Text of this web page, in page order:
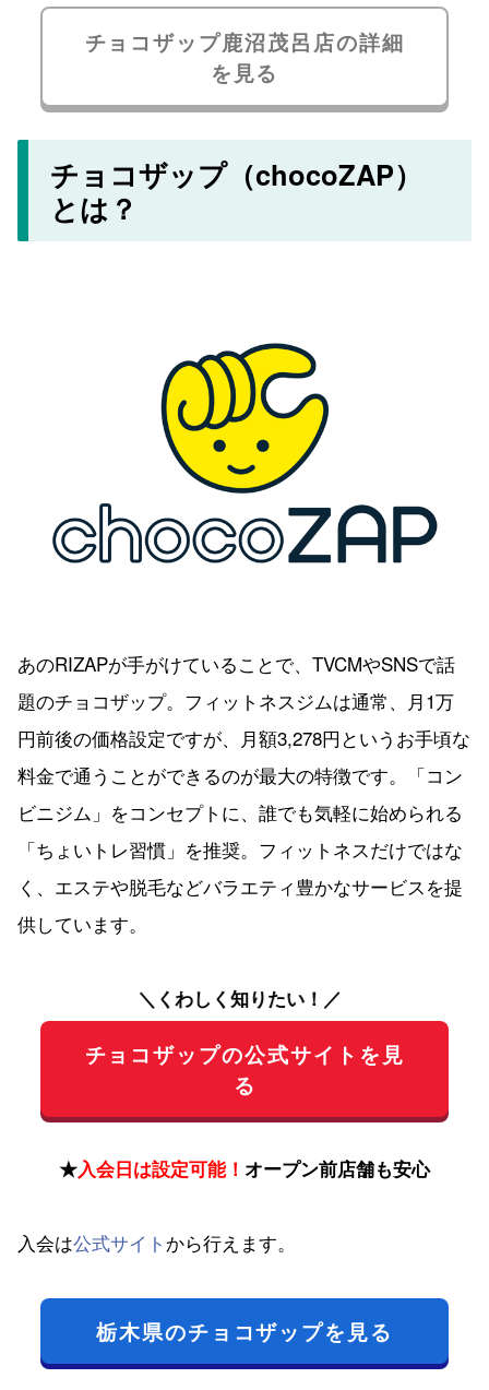
チョコザップ鹿沼茂呂店の詳細
を見る
チョコザップ（chocoZAP）
とは？
あのRIZAPが手がけていることで、TVCMやSNSで話
題のチョコザップ。フィットネスジムは通常、月1万
円前後の価格設定ですが、月額3,278円というお手頃な
料金で通うことができるのが最大の特徴です。「コン
ビニジム」をコンセプトに、誰でも気軽に始められる
「ちょいトレ習慣」を推奨。フィットネスだけではな
く、エステや脱毛などバラエティ豊かなサービスを提
供しています。
＼くわしく知りたい！／
チョコザップの公式サイトを見
る
★入会日は設定可能！ オープン前店舗も安心
入会は公式サイト から行えます。
栃木県のチョコザップを見る